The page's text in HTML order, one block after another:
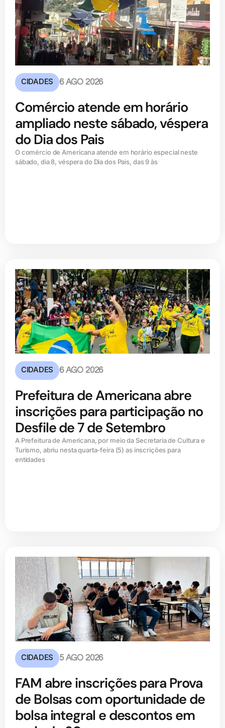
CIDADES 6 AGO 2026
Comércio atende em horário
ampliado neste sábado, véspera
do Dia dos Pais
O comércio de Americana atende em horário especial neste
sábado, dia 8, véspera do Dia dos Pais, das 9 às
CIDADES 6 AGO 2026
Prefeitura de Americana abre
inscrições para participação no
Desfile de 7 de Setembro
A Prefeitura de Americana, por meio da Secretaria de Cultura e
Turismo, abriu nesta quarta-feira (5) as inscrições para
entidades
CIDADES 5 AGO 2026
FAM abre inscrições para Prova
de Bolsas com oportunidade de
bolsa integral e descontos em